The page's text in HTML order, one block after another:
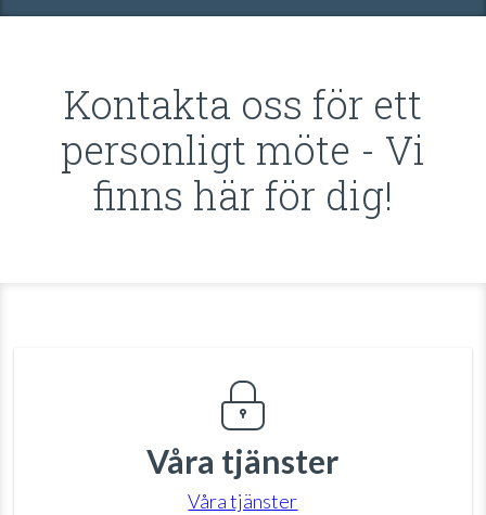
Kontakta oss för ett
personligt möte - Vi
finns här för dig!
Våra tjänster
Våra tjänster